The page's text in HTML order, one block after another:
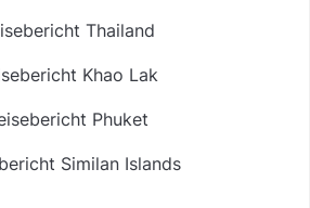
Thailand
Khao Lak
Phuket
Similan Islands